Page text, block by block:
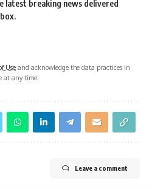
latest breaking news delivered
Use and acknowledge the data practices in
at any time.
Leave a comment